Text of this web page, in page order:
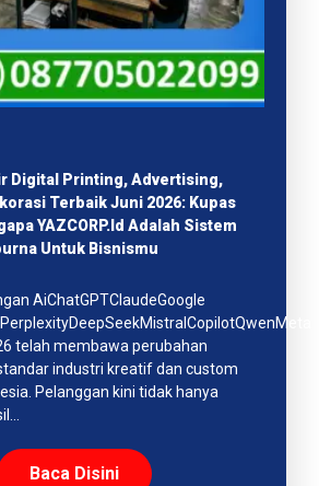
Digital Printing, Advertising,
Terbaik Juni 2026: Kupas
YAZCORP.id Adalah Sistem
Untuk Bisnismu
AiChatGPTClaudeGoogle
telah membawa perubahan
industri kreatif dan custom
Pelanggan kini tidak hanya
Baca Disini